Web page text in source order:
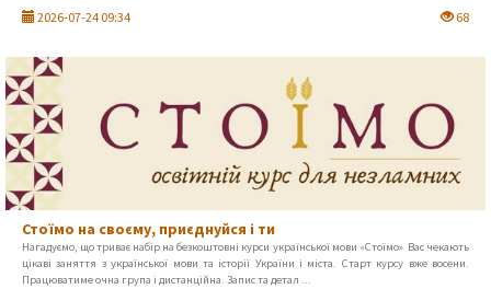
2026-07-24 09:34 68
Стоїмо на своєму, приєднуйся і ти
Нагадуємо, що триває набір на безкоштовні курси української мови «Стоїмо» Вас чекають
цікаві заняття з української мови та історії України і міста. Старт курсу вже восени.
Працюватиме очна група і дистанційна. Запис та детал ...